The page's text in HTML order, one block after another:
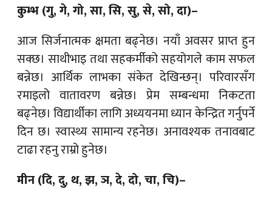
कुम्भ (गु, गे, गो, सा, सि, सु, से, सो, दा)–
आज सिर्जनात्मक क्षमता बढ्नेछ। नयाँ अवसर प्राप्त हुन
सक्छ। साथीभाइ तथा सहकर्मीको सहयोगले काम सफल
बन्नेछ। आर्थिक लाभका संकेत देखिन्छन्। परिवारसँग
रमाइलो वातावरण बन्नेछ। प्रेम सम्बन्धमा निकटता
बढ्नेछ। विद्यार्थीका लागि अध्ययनमा ध्यान केन्द्रित गर्नुपर्ने
दिन छ। स्वास्थ्य सामान्य रहनेछ। अनावश्यक तनावबाट
टाढा रहनु राम्रो हुनेछ।
मीन (दि, दु, थ, झ, ञ, दे, दो, चा, चि)–